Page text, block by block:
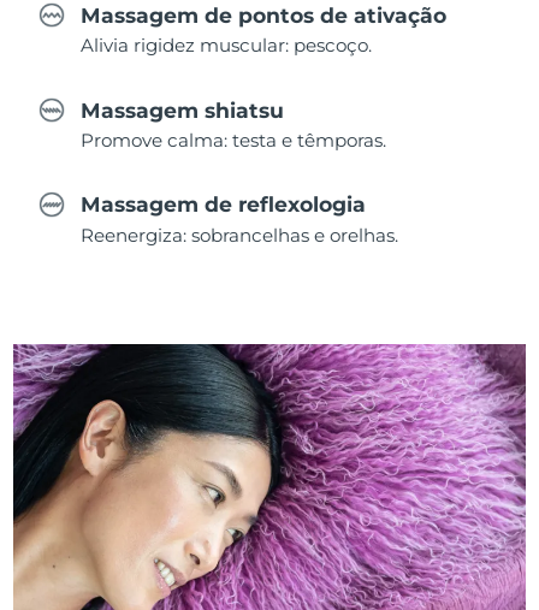
Massagem de pontos de ativação
Alivia rigidez muscular: pescoço.
Massagem shiatsu
Promove calma: testa e têmporas.
Massagem de reflexologia
Reenergiza: sobrancelhas e orelhas.